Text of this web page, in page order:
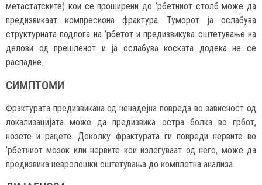
метастатските) кои се проширени до ’рбетниот столб може да
предизвикаат компресиона фрактура. Туморот ја ослабува
структурната подлога на ’рбетот и предизвикува оштетување на
делови од прешленот и ја ослабува коската додека не се
распадне.
СИМПТОМИ
Фрактурата предизвикана од ненадејна повреда во зависност од
локализацијата може да предизвика остра болка во грбот,
нозете и рацете. Доколку фрактурата ги повреди нервите во
’рбетниот мозок или нервите кои излегуваат од него, може да
предизвика невролошки оштетувања до комплетна анализа.